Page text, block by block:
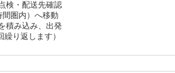
検・配送先確認
圏内）へ移動
積み込み、出発
り返します）